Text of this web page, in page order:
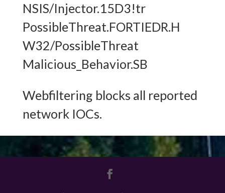
NSIS/Injector.15D3!tr
PossibleThreat.FORTIEDR.H
W32/PossibleThreat
Malicious_Behavior.SB
Webfiltering blocks all reported
network IOCs.